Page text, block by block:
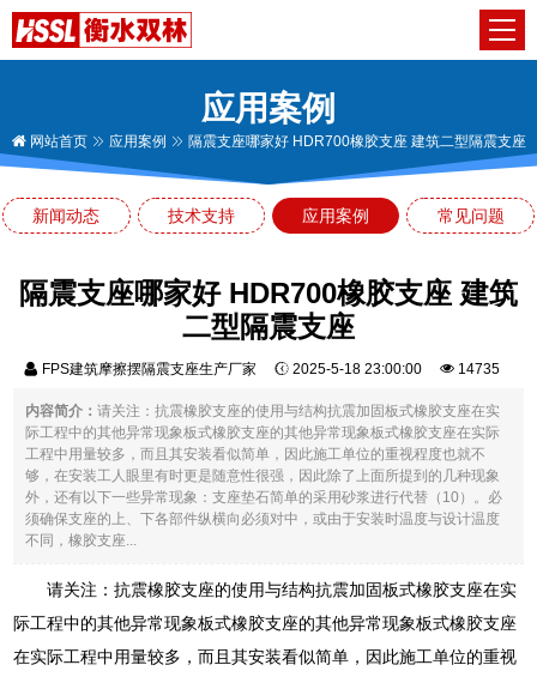
应用案例
网站首页 应用案例 隔震支座哪家好 HDR700橡胶支座 建筑二型隔震支座
新闻动态 技术支持 应用案例 常见问题
隔震支座哪家好 HDR700橡胶支座 建筑
二型隔震支座
FPS建筑摩擦摆隔震支座生产厂家 2025-5-18 23:00:00 14735
内容简介：请关注：抗震橡胶支座的使用与结构抗震加固板式橡胶支座在实
际工程中的其他异常现象板式橡胶支座的其他异常现象板式橡胶支座在实际
工程中用量较多，而且其安装看似简单，因此施工单位的重视程度也就不
够，在安装工人眼里有时更是随意性很强，因此除了上面所提到的几种现象
外，还有以下一些异常现象：支座垫石简单的采用砂浆进行代替（10）。必
须确保支座的上、下各部件纵横向必须对中，或由于安装时温度与设计温度
不同，橡胶支座...
请关注：抗震橡胶支座的使用与结构抗震加固板式橡胶支座在实
际工程中的其他异常现象板式橡胶支座的其他异常现象板式橡胶支座
在实际工程中用量较多，而且其安装看似简单，因此施工单位的重视